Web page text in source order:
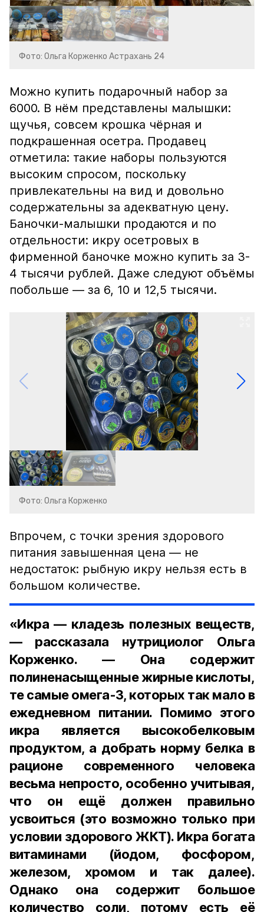
Фото: Ольга Корженко Астрахань 24
Можно купить подарочный набор за
6000. В нём представлены малышки:
щучья, совсем крошка чёрная и
подкрашенная осетра. Продавец
отметила: такие наборы пользуются
высоким спросом, поскольку
привлекательны на вид и довольно
содержательны за адекватную цену.
Баночки-малышки продаются и по
отдельности: икру осетровых в
фирменной баночке можно купить за 3-
4 тысячи рублей. Даже следуют объёмы
побольше — за 6, 10 и 12,5 тысячи.
Фото: Ольга Корженко
Впрочем, с точки зрения здорового
питания завышенная цена — не
недостаток: рыбную икру нельзя есть в
большом количестве.
«Икра — кладезь полезных веществ,
— рассказала нутрициолог Ольга
Корженко. — Она содержит
полиненасыщенные жирные кислоты,
те самые омега-3, которых так мало в
ежедневном питании. Помимо этого
икра является высокобелковым
продуктом, а добрать норму белка в
рационе современного человека
весьма непросто, особенно учитывая,
что он ещё должен правильно
усвоиться (это возможно только при
условии здорового ЖКТ). Икра богата
витаминами (йодом, фосфором,
железом, хромом и так далее).
Однако она содержит большое
количество соли, потому есть её